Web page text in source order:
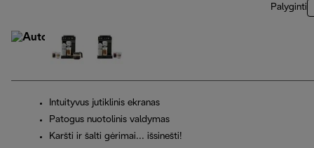
Palyginti
Intuityvus jutiklinis ekranas
Patogus nuotolinis valdymas
Karšti ir šalti gėrimai... išsinešti!